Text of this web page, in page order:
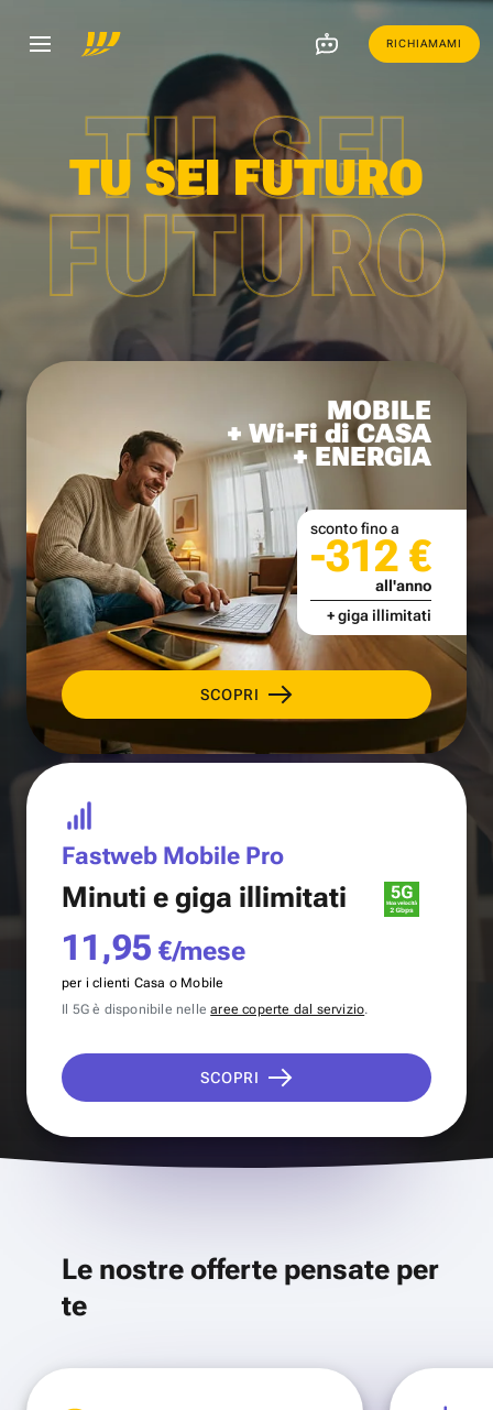
RICHIAMAMI
TU SEI
FUTURO
TU SEI FUTURO
MOBILE
+ Wi-Fi di CASA
+ ENERGIA
SCOPRI
sconto fino a
-312 €
all'anno
+ giga illimitati
Fastweb Mobile Pro
Minuti e giga illimitati
11,95 €/mese
per i clienti Casa o Mobile
Il 5G è disponibile nellearee coperte dal servizio.
SCOPRI
Le nostre offerte pensate per
te